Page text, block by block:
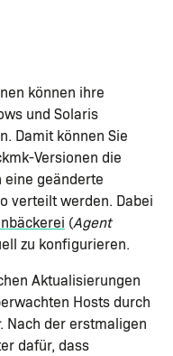
können ihre
und Solaris
Damit können Sie
Versionen die
geänderte
verteilt werden. Dabei
(Agent
zu konfigurieren.
Aktualisierungen
Hosts durch
. Nach der erstmaligen
dafür, dass